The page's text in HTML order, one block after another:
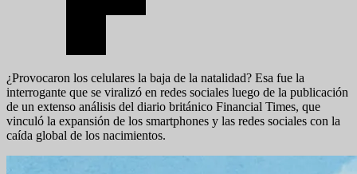
¿Provocaron los celulares la baja de la natalidad? Esa fue la
interrogante que se viralizó en redes sociales luego de la publicación
de un extenso análisis del diario británico Financial Times, que
vinculó la expansión de los smartphones y las redes sociales con la
caída global de los nacimientos.